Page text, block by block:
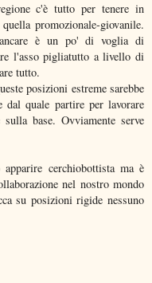
c'è tutto per tenere in
promozionale-giovanile.
è un po' di voglia di
l'asso pigliatutto a livello di
tutto.
posizioni estreme sarebbe
quale partire per lavorare
base. Ovviamente serve
cerchiobottista ma è
nel nostro mondo
su posizioni rigide nessuno